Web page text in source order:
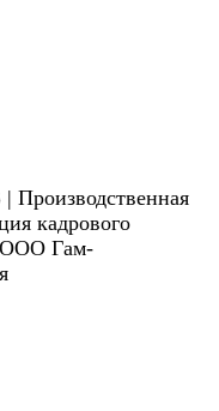
Производственная
кадрового
ООО Гам-